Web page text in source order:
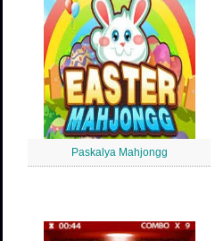
Paskalya Mahjongg